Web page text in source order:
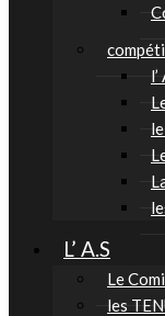
L’ A.S
Le
les